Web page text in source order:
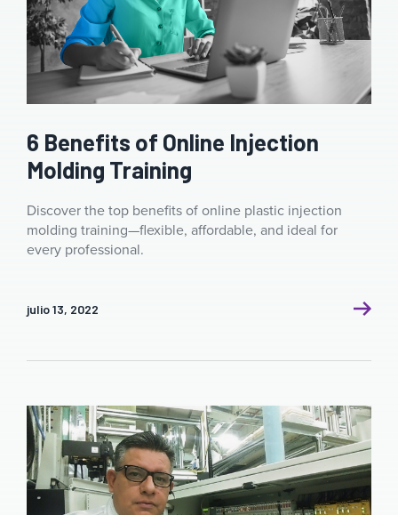
6 Benefits of Online Injection
Molding Training
Discover the top benefits of online plastic injection
molding training—flexible, affordable, and ideal for
every professional.
julio 13, 2022